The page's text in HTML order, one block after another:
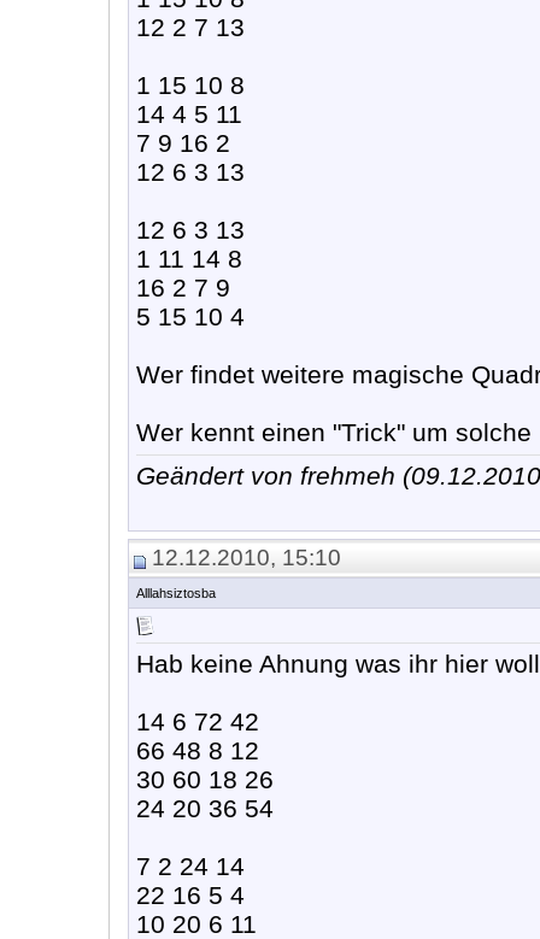
12 2 7 13
1 15 10 8
14 4 5 11
7 9 16 2
12 6 3 13
12 6 3 13
1 11 14 8
16 2 7 9
5 15 10 4
Wer findet weitere magische
Wer kennt einen "Trick" um
Geändert von frehmeh
12.12.2010, 15:10
Alllahsiztosba
Hab keine Ahnung was ihr hier
14 6 72 42
66 48 8 12
30 60 18 26
24 20 36 54
7 2 24 14
22 16 5 4
10 20 6 11